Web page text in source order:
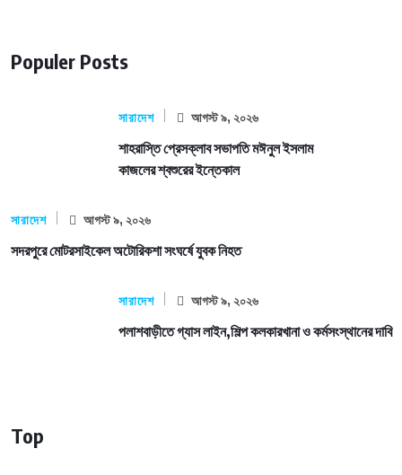
Populer Posts
সারাদেশ আগস্ট ৯, ২০২৬
শাহরাস্তি প্রেসক্লাব সভাপতি মঈনুল ইসলাম
কাজলের শ্বশুরের ইন্তেকাল
সারাদেশ আগস্ট ৯, ২০২৬
সদরপুরে মোটরসাইকেল অটোরিকশা সংঘর্ষে যুবক নিহত
সারাদেশ আগস্ট ৯, ২০২৬
পলাশবাড়ীতে গ্যাস লাইন,শিল্প কলকারখানা ও কর্মসংস্থানের দাবি
Top